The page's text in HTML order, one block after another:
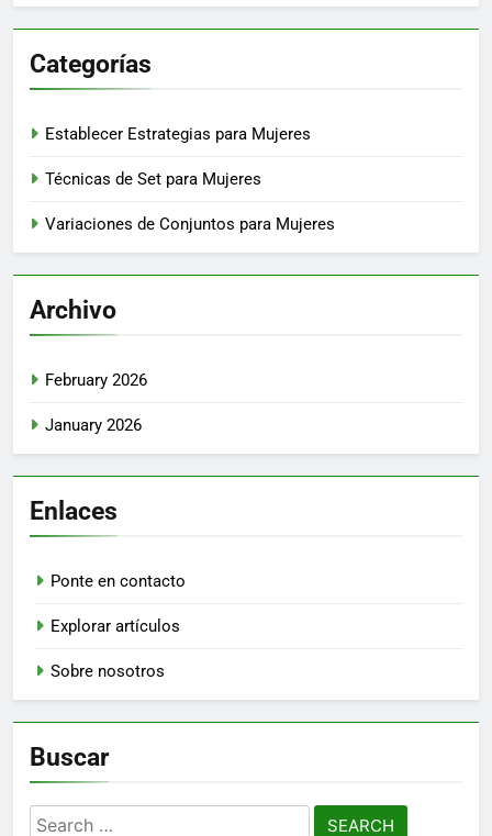
Categorías
Establecer Estrategias para Mujeres
Técnicas de Set para Mujeres
Variaciones de Conjuntos para Mujeres
Archivo
February 2026
January 2026
Enlaces
Ponte en contacto
Explorar artículos
Sobre nosotros
Buscar
Search